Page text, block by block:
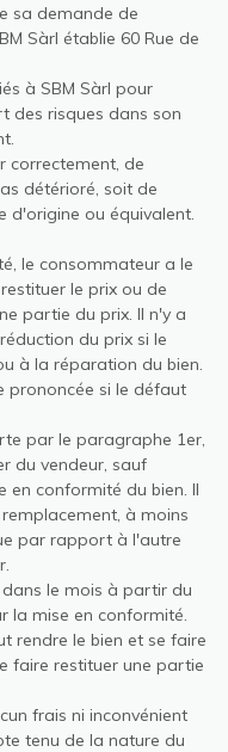
sa demande de
Sàrl établie 60 Rue de
à SBM Sàrl pour
des risques dans son
correctement, de
détérioré, soit de
d'origine ou équivalent.
le consommateur a le
le prix ou de
partie du prix. Il n'y a
du prix si le
à la réparation du bien.
prononcée si le défaut
par le paragraphe 1er,
du vendeur, sauf
conformité du bien. Il
à moins
par rapport à l'autre
le mois à partir du
la mise en conformité.
rendre le bien et se faire
faire restituer une partie
frais ni inconvénient
tenu de la nature du